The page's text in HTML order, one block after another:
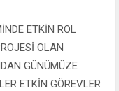
ETKİN ROL
OLAN
GÜNÜMÜZE
ETKİN GÖREVLER